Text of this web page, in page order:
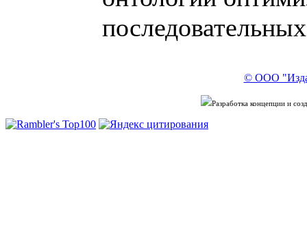
© ООО
Разработка концепции и